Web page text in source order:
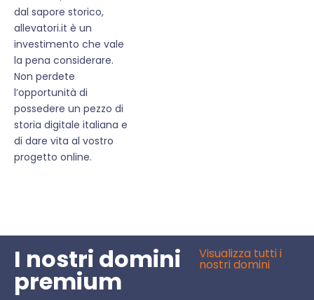
dal sapore storico,
allevatori.it è un
investimento che vale
la pena considerare.
Non perdete
l’opportunità di
possedere un pezzo di
storia digitale italiana e
di dare vita al vostro
progetto online.
I nostri domini
premium
Visualizza tutti i
nostri domini